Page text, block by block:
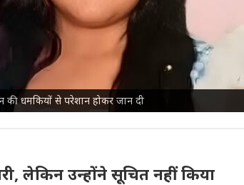
की धमकियों से परेशान होकर जान दी
की मां मार्बेला कैरान्जा ने CNNको दिए
तो उसके सहपाठियों ने हद कर दी। वे
सदमें में थी।
लेकिन उन्होंने सूचित नहीं किया